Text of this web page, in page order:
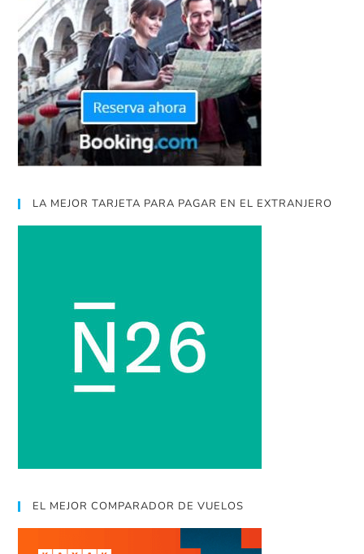
LA MEJOR TARJETA PARA PAGAR EN EL EXTRANJERO
EL MEJOR COMPARADOR DE VUELOS